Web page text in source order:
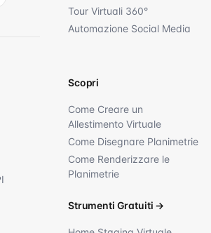
Tour Virtuali 360°
Automazione Social Media
Scopri
Come Creare un
Allestimento Virtuale
Come Disegnare Planimetrie
Come Renderizzare le
Planimetrie
Strumenti Gratuiti →